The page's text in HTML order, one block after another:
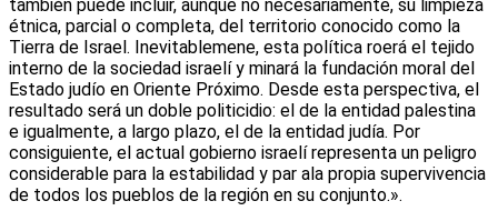
también puede incluir, aunque no necesariamente, su limpieza
étnica, parcial o completa, del territorio conocido como la
Tierra de Israel. Inevitablemene, esta política roerá el tejido
interno de la sociedad israelí y minará la fundación moral del
Estado judío en Oriente Próximo. Desde esta perspectiva, el
resultado será un doble politicidio: el de la entidad palestina
e igualmente, a largo plazo, el de la entidad judía. Por
consiguiente, el actual gobierno israelí representa un peligro
considerable para la estabilidad y par ala propia supervivencia
de todos los pueblos de la región en su conjunto.».